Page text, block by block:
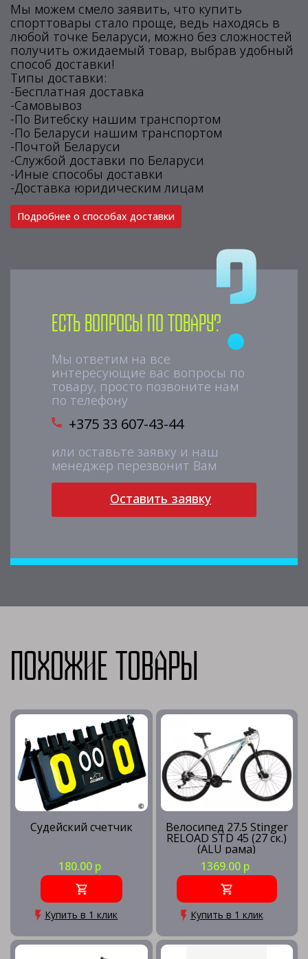
Мы можем смело заявить, что купить
спорттовары стало проще, ведь находясь в
любой точке Беларуси, можно без сложностей
получить ожидаемый товар, выбрав удобный
способ доставки!
Типы доставки:
-Бесплатная доставка
-Самовывоз
-По Витебску нашим транспортом
-По Беларуси нашим транспортом
-Почтой Беларуси
-Службой доставки по Беларуси
-Иные способы доставки
-Доставка юридическим лицам
Подробнее о способах доставки
Есть вопросы по товару?
Мы ответим на все
интересующие вас вопросы по
товару, просто позвоните нам
по телефону
+375 33 607-43-44
или оставьте заявку и наш
менеджер перезвонит Вам
Оставить заявку
Похожие товары
Судейский счетчик
180.00 р
Купить в 1 клик
Велосипед 27.5 Stinger
RELOAD STD 45 (27 ск.)
(ALU рама)
СЕРЕБРИСТЫЙ (рама
18) SL45
1369.00 р
Купить в 1 клик